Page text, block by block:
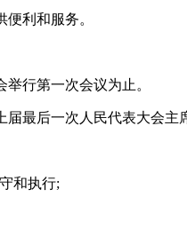
利和服务。
行第一次会议为止。
最后一次人民代表大会主
和执行;